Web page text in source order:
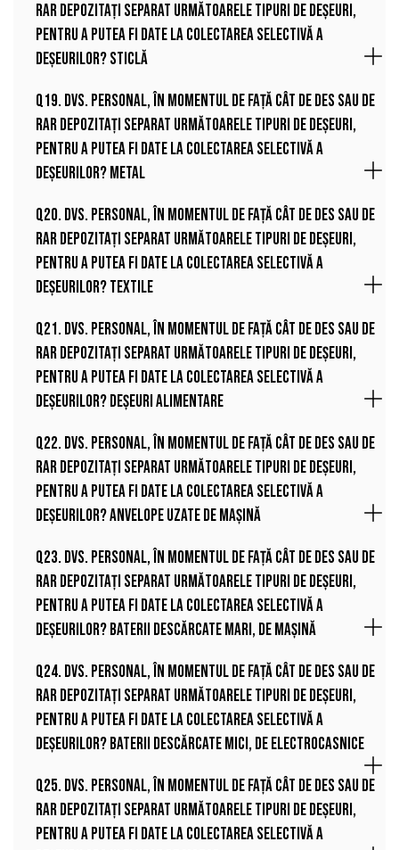
rar depozitați separat următoarele tipuri de deșeuri,
pentru a putea fi date la colectarea selectivă a
deșeurilor? Sticlă
Q19. Dvs. personal, în momentul de față cât de des sau de
rar depozitați separat următoarele tipuri de deșeuri,
pentru a putea fi date la colectarea selectivă a
deșeurilor? Metal
Q20. Dvs. personal, în momentul de față cât de des sau de
rar depozitați separat următoarele tipuri de deșeuri,
pentru a putea fi date la colectarea selectivă a
deșeurilor? Textile
Q21. Dvs. personal, în momentul de față cât de des sau de
rar depozitați separat următoarele tipuri de deșeuri,
pentru a putea fi date la colectarea selectivă a
deșeurilor? Deșeuri alimentare
Q22. Dvs. personal, în momentul de față cât de des sau de
rar depozitați separat următoarele tipuri de deșeuri,
pentru a putea fi date la colectarea selectivă a
deșeurilor? Anvelope uzate de mașină
Q23. Dvs. personal, în momentul de față cât de des sau de
rar depozitați separat următoarele tipuri de deșeuri,
pentru a putea fi date la colectarea selectivă a
deșeurilor? Baterii descărcate mari, de mașină
Q24. Dvs. personal, în momentul de față cât de des sau de
rar depozitați separat următoarele tipuri de deșeuri,
pentru a putea fi date la colectarea selectivă a
deșeurilor? Baterii descărcate mici, de electrocasnice
Q25. Dvs. personal, în momentul de față cât de des sau de
rar depozitați separat următoarele tipuri de deșeuri,
pentru a putea fi date la colectarea selectivă a